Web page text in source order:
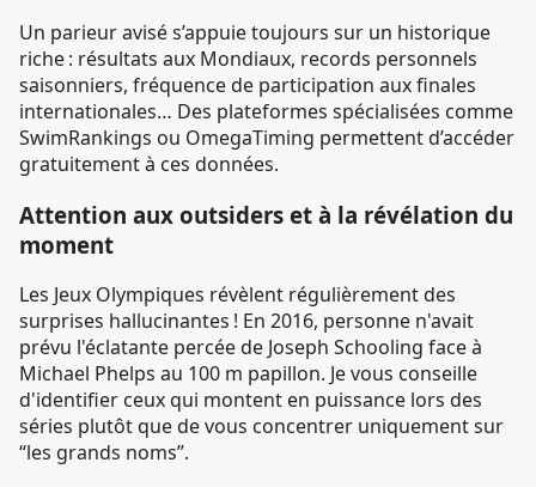
Un parieur avisé s’appuie toujours sur un historique
riche : résultats aux Mondiaux, records personnels
saisonniers, fréquence de participation aux finales
internationales… Des plateformes spécialisées comme
SwimRankings ou OmegaTiming permettent d’accéder
gratuitement à ces données.
Attention aux outsiders et à la révélation du
moment
Les Jeux Olympiques révèlent régulièrement des
surprises hallucinantes ! En 2016, personne n'avait
prévu l'éclatante percée de Joseph Schooling face à
Michael Phelps au 100 m papillon. Je vous conseille
d'identifier ceux qui montent en puissance lors des
séries plutôt que de vous concentrer uniquement sur
“les grands noms”.